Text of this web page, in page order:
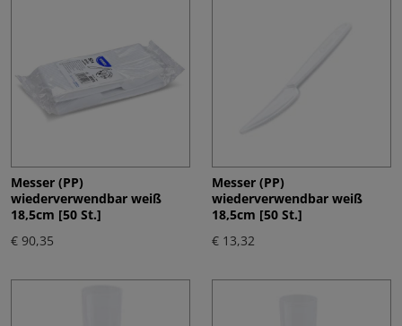
Messer (PP)
wiederverwendbar weiß
18,5cm [50 St.]
€ 90,35
Messer (PP)
wiederverwendbar weiß
18,5cm [50 St.]
€ 13,32